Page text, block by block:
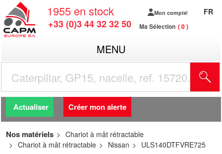
1955 en stock
+33 (0)3 44 32 32 50
Mon compte
Ma Sélection 0
FR
MENU
Actualiser Créer mon alerte
Nos matériels
Chariot à mât rétractable
Chariot à mât rétractable
Nissan ULS140DTFVRE725